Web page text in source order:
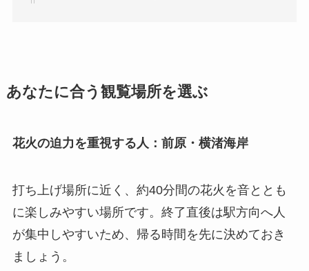
あなたに合う観覧場所を選ぶ
花火の迫力を重視する人：前原・横渚海岸
打ち上げ場所に近く、約40分間の花火を音ととも
に楽しみやすい場所です。終了直後は駅方向へ人
が集中しやすいため、帰る時間を先に決めておき
ましょう。